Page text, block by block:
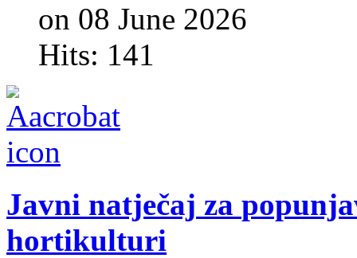
on 08 June 2026
Hits: 141
Javni natječaj za
hortikulturi